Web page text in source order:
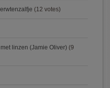
(12 votes)
linzen (Jamie Oliver) (9